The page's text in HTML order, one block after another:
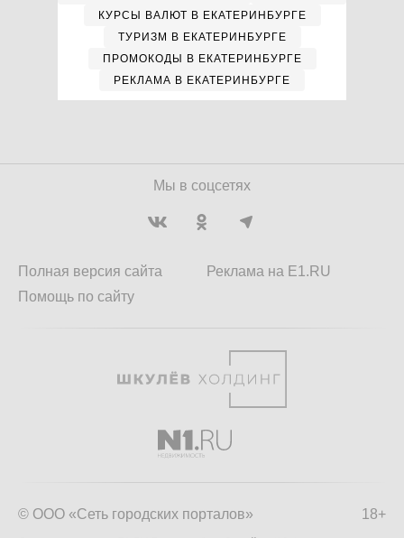
КУРСЫ ВАЛЮТ В ЕКАТЕРИНБУРГЕ
ТУРИЗМ В ЕКАТЕРИНБУРГЕ
ПРОМОКОДЫ В ЕКАТЕРИНБУРГЕ
РЕКЛАМА В ЕКАТЕРИНБУРГЕ
Мы в соцсетях
Полная версия сайта
Помощь по сайту
Реклама на E1.RU
18+
© ООО «Сеть городских порталов»